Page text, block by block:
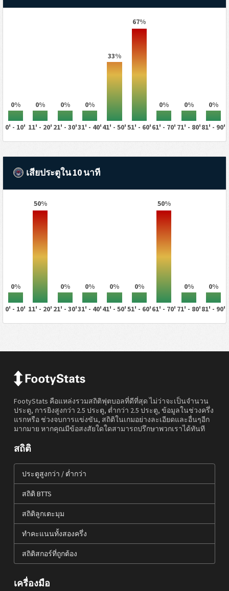
0% 0% 0% 0%
33%
67%
0% 0% 0%
0' - 10' 11' - 20' 21' - 30'31' - 40'41' - 50'51' - 60'61' - 70' 71' - 80'81' - 90'
เสียประตูใน 10 นาที
0%
50%
0% 0% 0% 0%
50%
0% 0%
0' - 10' 11' - 20' 21' - 30'31' - 40'41' - 50'51' - 60'61' - 70' 71' - 80'81' - 90'
FootyStats คือแหล่งรวมสถิติฟุตบอลที่ดีที่สุด ไม่ว่าจะเป็นจำนวน
ประตู, การยิงสูงกว่า 2.5 ประตู, ต่ำกว่า 2.5 ประตู, ข้อมูลในช่วงครึ่ง
แรกหรือ ช่วงจบการแข่งขัน, สถิติในเกมอย่างละเอียดและอื่นๆอีก
มากมาย หากคุณมีข้อสงสัยใดใดสามารถปรึกษาพวกเราได้ทันที
สถิติ
ประตูสูงกว่า / ต่ำกว่า
สถิติ BTTS
สถิติลูกเตะมุม
ทำคะแนนทั้งสองครึ่ง
สถิติสกอร์ที่ถูกต้อง
เครื่องมือ